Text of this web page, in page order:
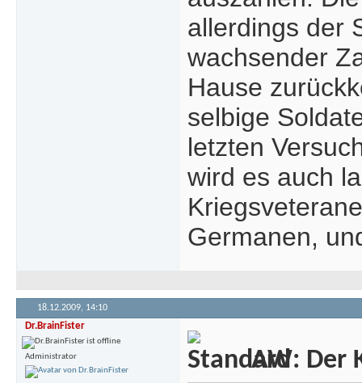
allerdings der
wachsender
Hause
selbige
letzten
wird es auch
Germanen,
18.12.2009, 14:10
Dr.BrainFister
Administrator AW: Der